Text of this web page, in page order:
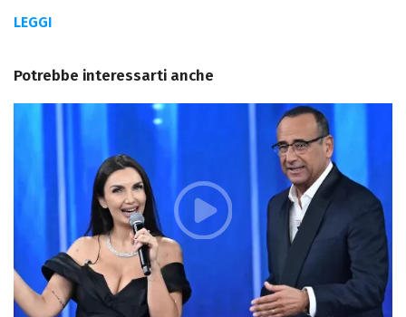
LEGGI
Potrebbe interessarti anche